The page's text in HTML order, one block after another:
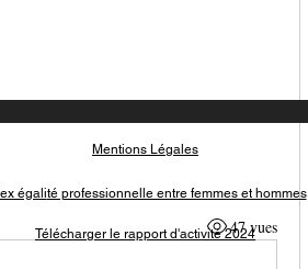
47 vues
Mentions Légales
égalité professionnelle entre femmes et hommes
Télécharger le rapport d'activité 2024